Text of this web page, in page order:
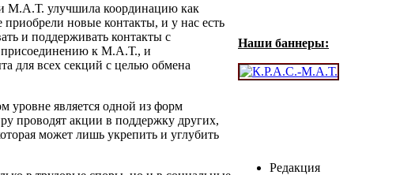
М.А.Т. улучшила координацию как
новые контакты, и у нас есть
и поддерживать контакты с
присоединению к М.А.Т., и
для всех секций с целью обмена
уровне является одной из форм
проводят акции в поддержку других,
может лишь укрепить и углубить
Наши баннеры:
Редакция